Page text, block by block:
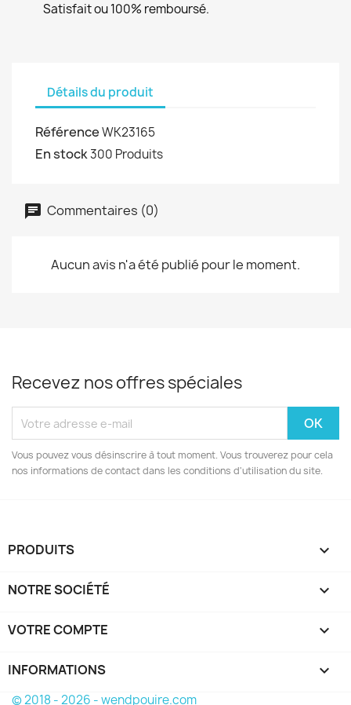
Satisfait ou 100% remboursé.
Détails du produit
RéférenceWK23165
En stock300 Produits
Commentaires (0)
Aucun avis n'a été publié pour le moment.
Recevez nos offres spéciales
Vous pouvez vous désinscrire à tout moment. Vous trouverez pour cela
nos informations de contact dans les conditions d'utilisation du site.
PRODUITS 
NOTRE SOCIÉTÉ 
VOTRE COMPTE 
INFORMATIONS keyboard_arrow_down
© 2018 - 2026 - wendpouire.com